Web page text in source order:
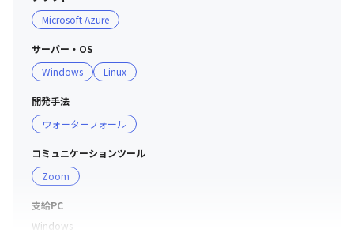
関係者としては、大手コンビニ（エンドユーザー）、大手
SIer（顧客）、プロジェクトチームメンバー（自社および
顧客先パートナー企業を含む）がいます。
■ 社風
・ベンチャー企業らしく、活気にあふれた職場です
・お互いを尊重しつつ、意見交換ができる雰囲気を大事に
Microsoft Azure
サーバー・OS
Windows
Linux
開発手法
ウォーターフォール
コミュニケーションツール
Zoom
支給PC
Windows